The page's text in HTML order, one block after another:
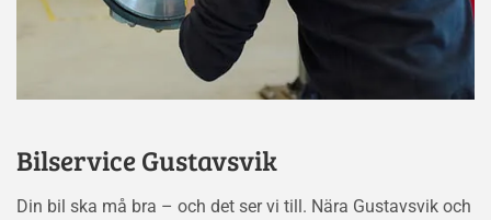
Bilservice Gustavsvik
Din bil ska må bra – och det ser vi till. Nära Gustavsvik och